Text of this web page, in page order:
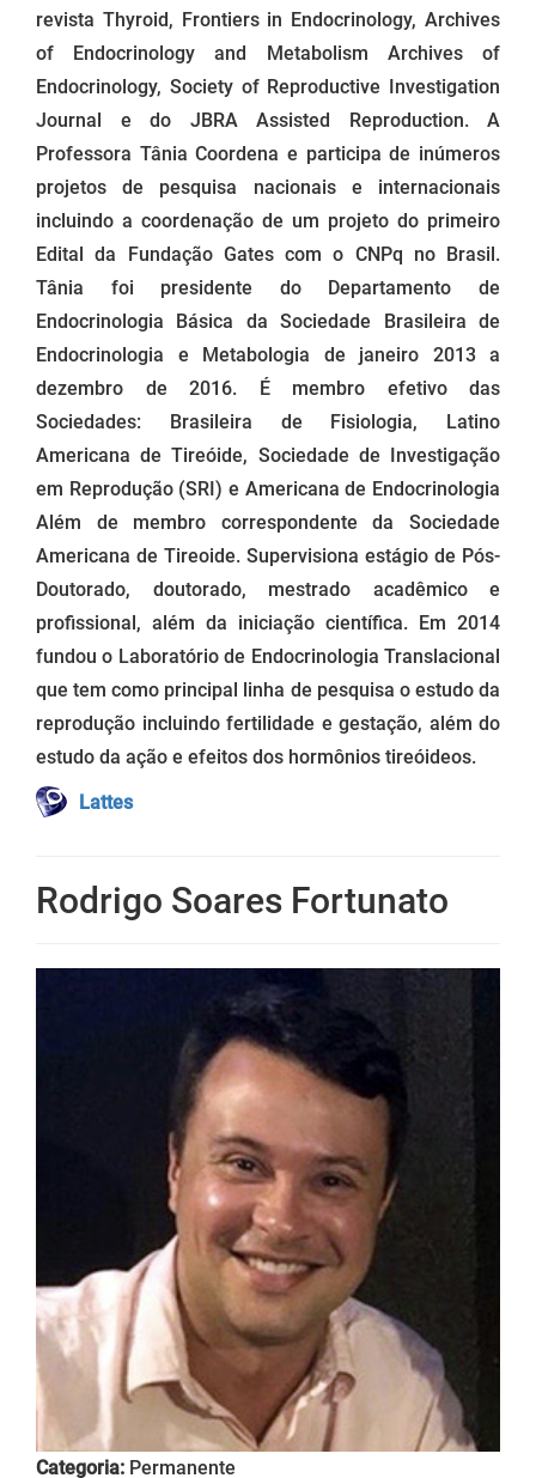
revista Thyroid, Frontiers in Endocrinology, Archives
of Endocrinology and Metabolism Archives of
Endocrinology, Society of Reproductive Investigation
Journal e do JBRA Assisted Reproduction. A
Professora Tânia Coordena e participa de inúmeros
projetos de pesquisa nacionais e internacionais
incluindo a coordenação de um projeto do primeiro
Edital da Fundação Gates com o CNPq no Brasil.
Tânia foi presidente do Departamento de
Endocrinologia Básica da Sociedade Brasileira de
Endocrinologia e Metabologia de janeiro 2013 a
dezembro de 2016. É membro efetivo das
Sociedades: Brasileira de Fisiologia, Latino
Americana de Tireóide, Sociedade de Investigação
em Reprodução (SRI) e Americana de Endocrinologia
Além de membro correspondente da Sociedade
Americana de Tireoide. Supervisiona estágio de Pós-
Doutorado, doutorado, mestrado acadêmico e
profissional, além da iniciação científica. Em 2014
fundou o Laboratório de Endocrinologia Translacional
que tem como principal linha de pesquisa o estudo da
reprodução incluindo fertilidade e gestação, além do
estudo da ação e efeitos dos hormônios tireóideos.
Lattes
Rodrigo Soares Fortunato
Categoria: Permanente